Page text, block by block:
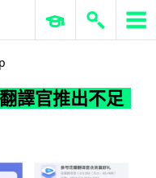
ERP 與商業 AI
譯官推出不足